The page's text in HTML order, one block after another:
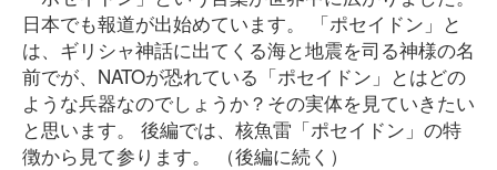
日本でも報道が出始めています。 「ポセイドン」と
は、ギリシャ神話に出てくる海と地震を司る神様の名
前でが、NATOが恐れている「ポセイドン」とはどの
ような兵器なのでしょうか？その実体を見ていきたい
と思います。 後編では、核魚雷「ポセイドン」の特
徴から見て参ります。 （後編に続く）